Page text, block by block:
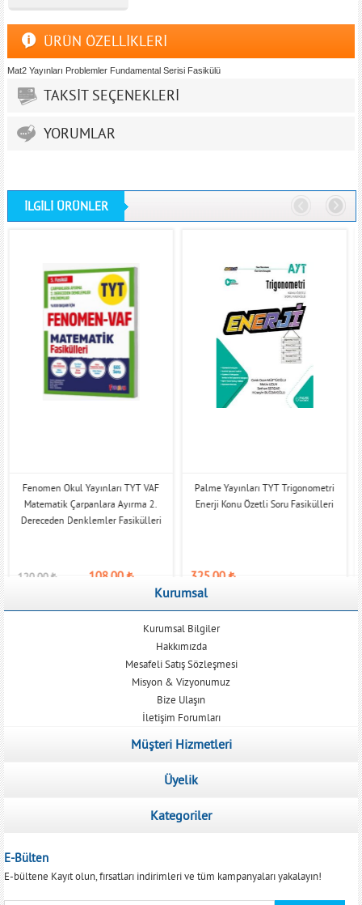
ÜRÜN ÖZELLİKLERİ
Mat2 Yayınları Problemler Fundamental Serisi Fasikülü
TAKSİT SEÇENEKLERİ
YORUMLAR
İLGİLİ ÜRÜNLER
Fenomen Okul Yayınları TYT VAF
Matematik Çarpanlara Ayırma 2.
Dereceden Denklemler Fasikülleri
120,00₺ 108,00₺
Palme Yayınları TYT Trigonometri
Enerji Konu Özetli Soru Fasikülleri
325,00₺
Kurumsal
Kurumsal Bilgiler
Hakkımızda
Mesafeli Satış Sözleşmesi
Misyon & Vizyonumuz
Bize Ulaşın
İletişim Forumları
Müşteri Hizmetleri
Üyelik
Kategoriler
E-Bülten
E-bültene Kayıt olun, fırsatları indirimleri ve tüm kampanyaları yakalayın!